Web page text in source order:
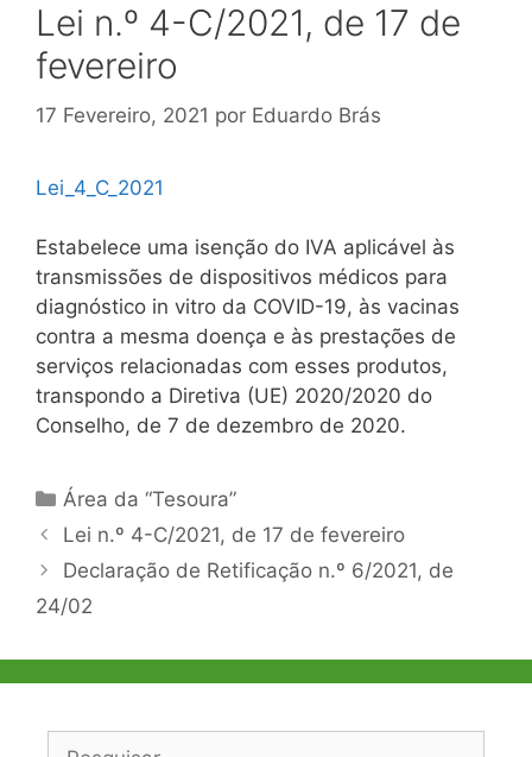
Lei n.º 4-C/2021, de 17 de
fevereiro
17 Fevereiro, 2021 por Eduardo Brás
Lei_4_C_2021
Estabelece uma isenção do IVA aplicável às
transmissões de dispositivos médicos para
diagnóstico in vitro da COVID-19, às vacinas
contra a mesma doença e às prestações de
serviços relacionadas com esses produtos,
transpondo a Diretiva (UE) 2020/2020 do
Conselho, de 7 de dezembro de 2020.
Categorias
Área da “Tesoura”
Navegação
de
Lei n.º 4-C/2021, de 17 de fevereiro
Declaração de Retificação n.º 6/2021, de
24/02
Pesquisar